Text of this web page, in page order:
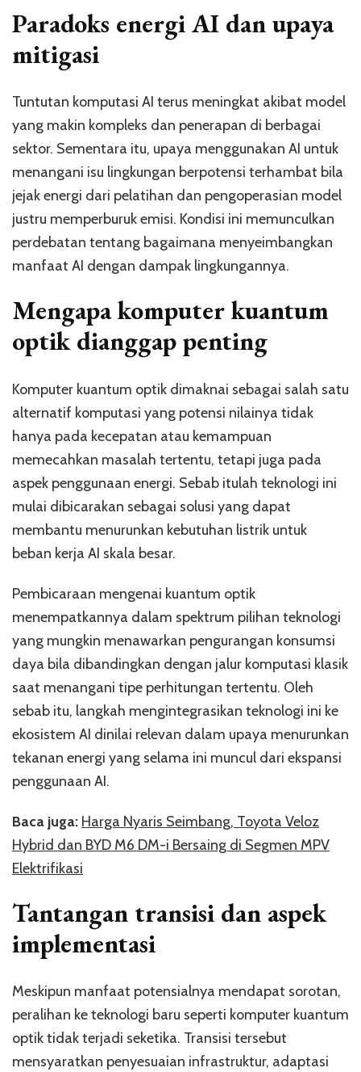
Paradoks energi AI dan upaya
mitigasi
Tuntutan komputasi AI terus meningkat akibat model
yang makin kompleks dan penerapan di berbagai
sektor. Sementara itu, upaya menggunakan AI untuk
menangani isu lingkungan berpotensi terhambat bila
jejak energi dari pelatihan dan pengoperasian model
justru memperburuk emisi. Kondisi ini memunculkan
perdebatan tentang bagaimana menyeimbangkan
manfaat AI dengan dampak lingkungannya.
Mengapa komputer kuantum
optik dianggap penting
Komputer kuantum optik dimaknai sebagai salah satu
alternatif komputasi yang potensi nilainya tidak
hanya pada kecepatan atau kemampuan
memecahkan masalah tertentu, tetapi juga pada
aspek penggunaan energi. Sebab itulah teknologi ini
mulai dibicarakan sebagai solusi yang dapat
membantu menurunkan kebutuhan listrik untuk
beban kerja AI skala besar.
Pembicaraan mengenai kuantum optik
menempatkannya dalam spektrum pilihan teknologi
yang mungkin menawarkan pengurangan konsumsi
daya bila dibandingkan dengan jalur komputasi klasik
saat menangani tipe perhitungan tertentu. Oleh
sebab itu, langkah mengintegrasikan teknologi ini ke
ekosistem AI dinilai relevan dalam upaya menurunkan
tekanan energi yang selama ini muncul dari ekspansi
penggunaan AI.
Baca juga: Harga Nyaris Seimbang, Toyota Veloz
Hybrid dan BYD M6 DM-i Bersaing di Segmen MPV
Elektrifikasi
Tantangan transisi dan aspek
implementasi
Meskipun manfaat potensialnya mendapat sorotan,
peralihan ke teknologi baru seperti komputer kuantum
optik tidak terjadi seketika. Transisi tersebut
mensyaratkan penyesuaian infrastruktur, adaptasi